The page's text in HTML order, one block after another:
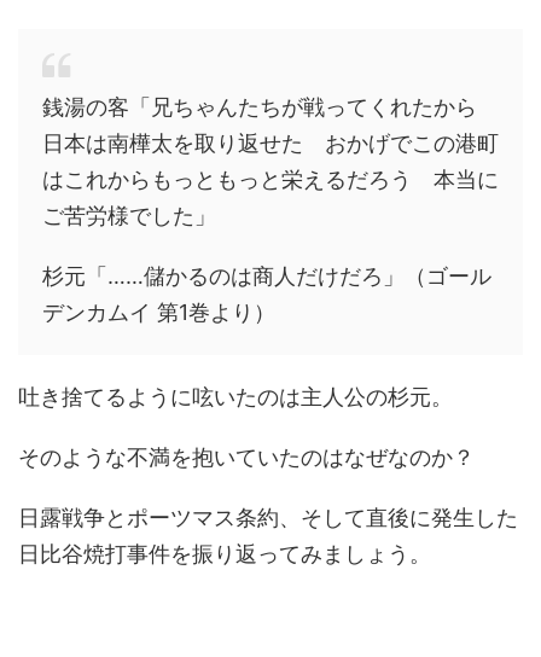
銭湯の客「兄ちゃんたちが戦ってくれたから
日本は南樺太を取り返せた おかげでこの港町
はこれからもっともっと栄えるだろう 本当に
ご苦労様でした」
杉元「……儲かるのは商人だけだろ」（ゴール
デンカムイ 第1巻より）
吐き捨てるように呟いたのは主人公の杉元。
そのような不満を抱いていたのはなぜなのか？
日露戦争とポーツマス条約、そして直後に発生した
日比谷焼打事件を振り返ってみましょう。